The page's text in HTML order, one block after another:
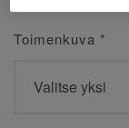
Toimenkuva *